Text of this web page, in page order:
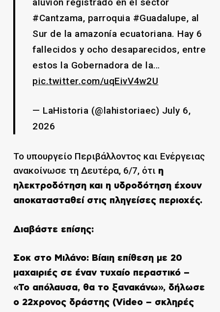
#Cantzama, parroquia #Guadalupe, al
Sur de la amazonía ecuatoriana. Hay 6
fallecidos y ocho desaparecidos, entre
estos la Gobernadora de la…
pic.twitter.com/uqEivV4w2U
— LaHistoria (@lahistoriaec) July 6,
2026
Το υπουργείο Περιβάλλοντος και Ενέργειας
ανακοίνωσε τη Δευτέρα, 6/7, ότι η
ηλεκτροδότηση και η υδροδότηση έχουν
αποκατασταθεί στις πληγείσες περιοχές.
Διαβάστε επίσης:
Σοκ στο Μιλάνο: Βίαιη επίθεση με 20
μαχαιριές σε έναν τυχαίο περαστικό –
«Το απόλαυσα, θα το ξανακάνω», δήλωσε
ο 22χρονος δράστης (Video – σκληρές